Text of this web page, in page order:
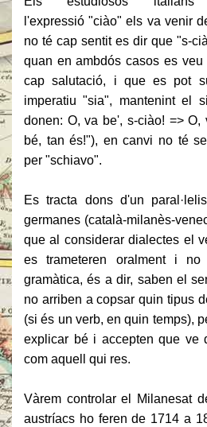
l'expressió "ciào" els va venir
no té cap sentit es dir que "s-
quan en ambdós casos es
cap salutació, i que es pot
imperatiu "sia", mantenint el
donen: O, va be', s-ciào! => O,
bé, tan és!"), en canvi no té
per "schiavo".
Es tracta dons d'un
germanes (català-milanès-
que al considerar dialectes el
es trameteren oralment i
gramàtica, és a dir, saben el
no arriben a copsar quin tipus
(si és un verb, en quin temps),
explicar bé i accepten que ve
com aquell qui res.
Vàrem controlar el Milanesat
austríacs ho feren de 1714 a